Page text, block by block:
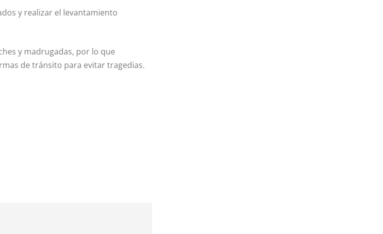
y realizar el levantamiento
y madrugadas, por lo que
de tránsito para evitar tragedias.